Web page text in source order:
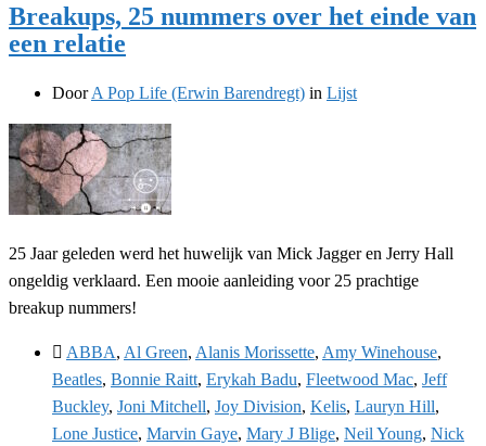
Breakups, 25 nummers over het einde van
een relatie
DoorA Pop Life (Erwin Barendregt) in Lijst
25 Jaar geleden werd het huwelijk van Mick Jagger en Jerry Hall
ongeldig verklaard. Een mooie aanleiding voor 25 prachtige
breakup nummers!
ABBA, Al Green, Alanis Morissette, Amy Winehouse,
Beatles, Bonnie Raitt, Erykah Badu, Fleetwood Mac, Jeff
Buckley, Joni Mitchell, Joy Division, Kelis, Lauryn Hill,
Lone Justice, Marvin Gaye, Mary J Blige, Neil Young, Nick